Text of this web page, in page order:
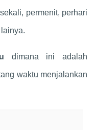
permenit, perhari
dimana ini adalah
waktu menjalankan